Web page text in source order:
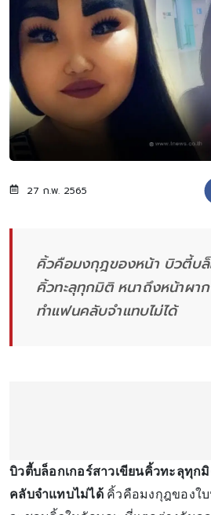
27 ก.พ. 2565
คิ้วคือมงกุฎของหน้า บิวตี้บล็
คิ้วทะลุทุกมิติ หนาถึงหน้าผา
ทำแฟนคลับจำแทบไม่ได้
บิวตี้บล็อกเกอร์สาวเขียนคิ้วทะลุทุก
คลับจำแทบไม่ได้คิ้วคือมงกุฎของใบ